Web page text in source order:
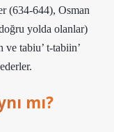
(634-644), Osman
yolda olanlar)
ve tabiu’ t-tabiin’
mı?